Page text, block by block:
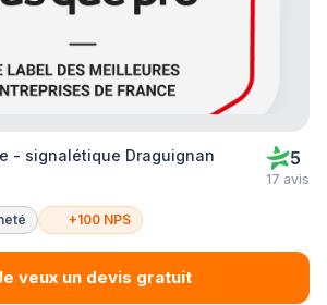
- signalétique Draguignan 5
17 avis
+100 NPS
veux un devis gratuit